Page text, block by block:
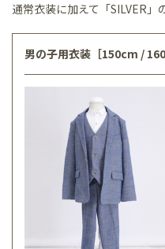
通常衣装に加えて「SILVER」
男の子用衣装［150cm /